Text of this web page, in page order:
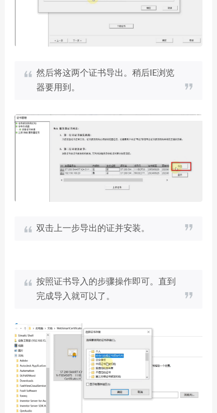
然后将这两个证书导出。稍后IE浏览
器要用到。
双击上一步导出的证并安装。
按照证书导入的步骤操作即可。直到
完成导入就可以了。